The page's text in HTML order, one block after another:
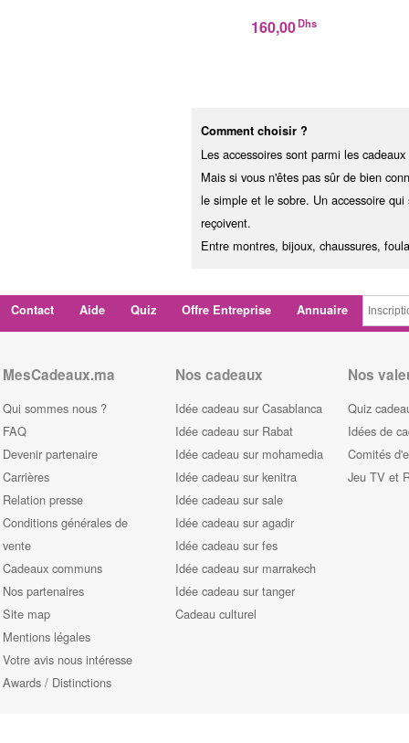
160,00Dhs
Comment choisir ?
Les accessoires sont parmi les
Mais si vous n'êtes pas sûr de bien
le simple et le sobre. Un accessoire
reçoivent.
Entre montres, bijoux, chaussures,
Contact Aide Quiz Offre Entreprise Annuaire
MesCadeaux.ma
Qui sommes nous ?
FAQ
Devenir partenaire
Carrières
Relation presse
Conditions générales de
vente
Cadeaux communs
Nos partenaires
Site map
Mentions légales
Votre avis nous intéresse
Awards / Distinctions
Nos cadeaux
Idée cadeau sur Casablanca
Idée cadeau sur Rabat
Idée cadeau sur mohamedia
Idée cadeau sur kenitra
Idée cadeau sur sale
Idée cadeau sur agadir
Idée cadeau sur fes
Idée cadeau sur marrakech
Idée cadeau sur tanger
Cadeau culturel
Nos
Quiz
Idées de
Comités
Jeu TV et